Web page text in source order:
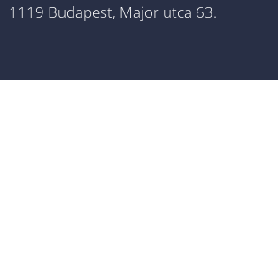
1119 Budapest, Major utca 63.